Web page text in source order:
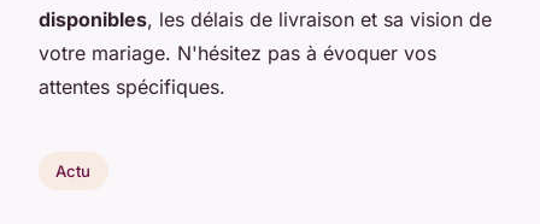
disponibles, les délais de livraison et sa vision de
votre mariage. N'hésitez pas à évoquer vos
attentes spécifiques.
Actu